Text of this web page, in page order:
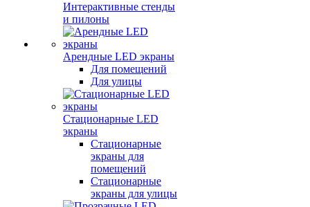
Интерактивные стенды
и пилоны
Арендные LED экраны
Для помещений
Для улицы
Стационарные LED
экраны
Стационарные
экраны для
помещений
Стационарные
экраны для улицы